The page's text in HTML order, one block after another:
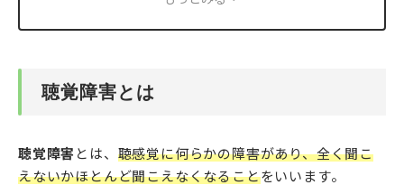
聴覚障害とは
聴覚障害 とは、 聴感覚に何らかの障害があり、全く聞こ
えないかほとんど聞こえなくなることをいいます。